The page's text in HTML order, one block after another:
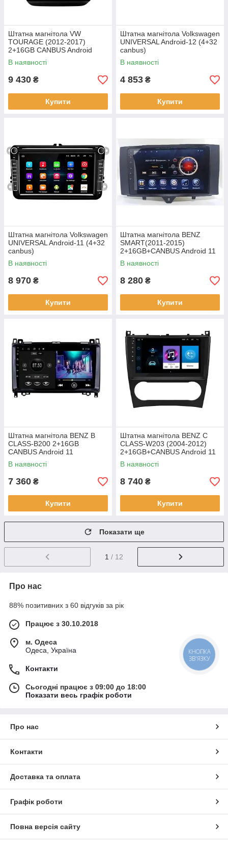
Штатна магнітола VW
TOURAGE (2012-2017)
2+16GB CANBUS Android
10.1
В наявності
9 430 ₴
Купити
Штатна магнітола Volkswagen
UNIVERSAL Android-12 (4+32
canbus)
В наявності
4 853 ₴
Купити
Штатна магнітола Volkswagen
UNIVERSAL Android-11 (4+32
canbus)
В наявності
8 970 ₴
Купити
Штатна магнітола BENZ
SMART(2011-2015)
2+16GB+CANBUS Android 11
В наявності
8 280 ₴
Купити
Штатна магнітола BENZ B
CLASS-B200 2+16GB
CANBUS Android 11
В наявності
7 360 ₴
Купити
Штатна магнітола BENZ C
CLASS-W203 (2004-2012)
2+16GB+CANBUS Android 11
В наявності
8 740 ₴
Купити
Показати ще
1 / 12
Про нас
88% позитивних з 60 відгуків за рік
Працює з 30.10.2018
м. Одеса
Одеса, Україна
Контакти
Сьогодні працює з 09:00 до 18:00
Показати весь графік роботи
Про нас
Контакти
Доставка та оплата
Графік роботи
Повна версія сайту
КНОПКА
ЗВ'ЯЗКУ